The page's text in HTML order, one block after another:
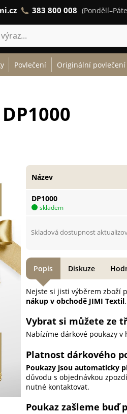
383 800 008
Povlečení Originální povlečení
DP1000
skladem
Název
Skladová dostupnost
Nejste si jisti výběrem zboží
nákup v obchodě JIMI Textil.
Vybrat si můžete ze
Nabízíme dárkové poukazy v
Platnost dárkového
Poukazy jsou automaticky
důvodu s objednávkou
nutné kontaktovat.
Poukaz zašleme buď
Popis Diskuze